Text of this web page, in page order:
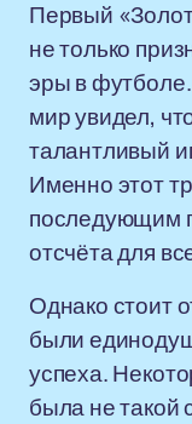
Первый
не только
эры в
мир увидел,
талантливый
Именно этот
последующим
отсчёта для
Однако стоит
были
успеха.
была не такой